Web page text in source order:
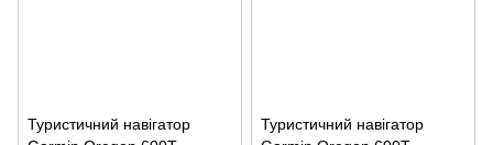
Туристичний навігатор
Туристичний навігатор